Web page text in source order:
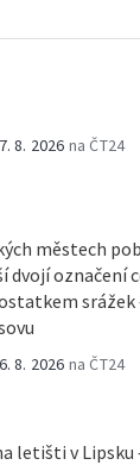
7. 8. 2026 na ČT24
městech
dvojí označení
6. 8. 2026 na ČT24
letišti v